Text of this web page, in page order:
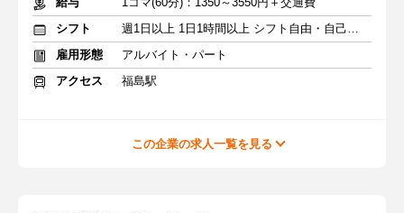
シフト
週1日以上 1日1時間以上 シフト自由・自己申告
雇用形態
アルバイト・パート
アクセス
福島駅
この企業の求人一覧を見る